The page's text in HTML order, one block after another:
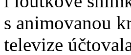
s animovanou
televize